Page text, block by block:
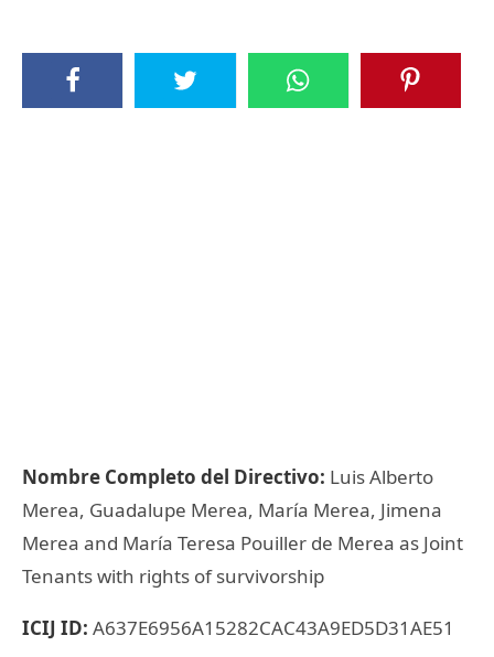
Nombre Completo del Directivo: Luis Alberto
Merea, Guadalupe Merea, María Merea, Jimena
Merea and María Teresa Pouiller de Merea as Joint
Tenants with rights of survivorship
ICIJ ID: A637E6956A15282CAC43A9ED5D31AE51